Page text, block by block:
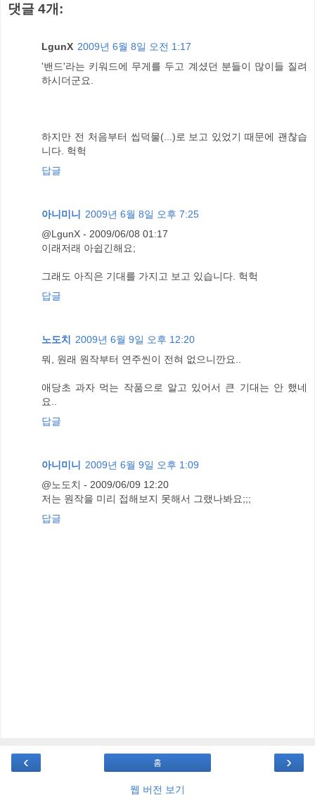
댓글 4개:
LgunX 2009년 6월 8일 오전 1:17
'밴드'라는 키워드에 무게를 두고 계셨던 분들이 많이들 질려
하시더군요.
하지만 전 처음부터 씹덕물(...)로 보고 있었기 때문에 괜찮습
니다. 헉헉
답글
아니미니
2009년 6월 8일 오후 7:25
@LgunX - 2009/06/08 01:17
이래저래 아쉽긴해요;
그래도 아직은 기대를 가지고 보고 있습니다. 헉헉
답글
노도치
2009년 6월 9일 오후 12:20
뭐, 원래 원작부터 연주씬이 전혀 없으니깐요..
애당초 과자 먹는 작품으로 알고 있어서 큰 기대는 안 했네
요..
답글
아니미니
2009년 6월 9일 오후 1:09
@노도치 - 2009/06/09 12:20
저는 원작을 미리 접해보지 못해서 그랬나봐요;;;
답글
‹ ›
홈
웹 버전 보기